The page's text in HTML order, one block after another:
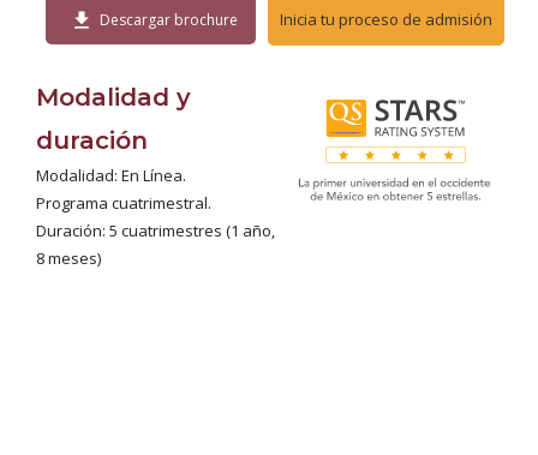
download Descargar brochure Inicia tu proceso de admisión
Modalidad y
duración
Modalidad: En Línea.
Programa cuatrimestral.
Duración: 5 cuatrimestres (1 año,
8 meses)